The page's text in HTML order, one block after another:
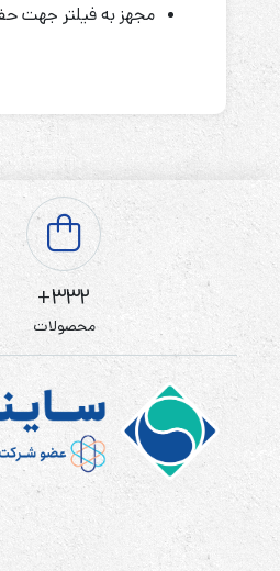
مجهز به فیلتر جهت
332+
محصولات